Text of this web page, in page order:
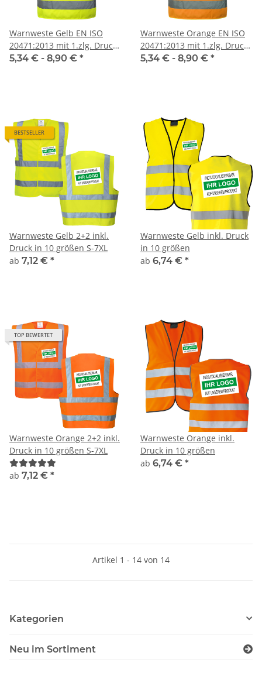
Warnweste Gelb EN ISO
20471:2013 mit 1.zlg. Druck
Rücken
5,34 € - 8,90 € *
Warnweste Orange EN ISO
20471:2013 mit 1.zlg. Druck
Rücken
5,34 € - 8,90 € *
BESTSELLER
Warnweste Gelb 2+2 inkl.
Druck in 10 größen S-7XL
ab 7,12 € *
Warnweste Gelb inkl. Druck
in 10 größen
ab 6,74 € *
TOP BEWERTET
Warnweste Orange 2+2 inkl.
Druck in 10 größen S-7XL
ab 7,12 € *
Warnweste Orange inkl.
Druck in 10 größen
ab 6,74 € *
Artikel 1 - 14 von 14
Kategorien
Neu im Sortiment